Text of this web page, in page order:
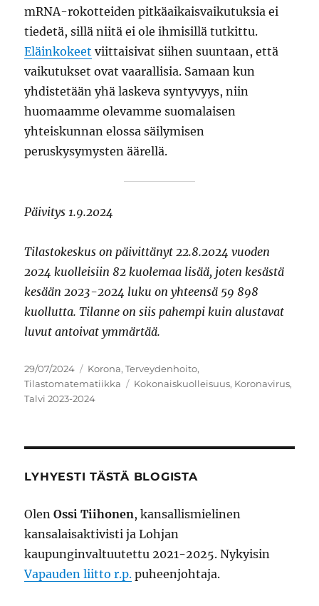
mRNA-rokotteiden pitkäaikaisvaikutuksia ei
tiedetä, sillä niitä ei ole ihmisillä tutkittu.
Eläinkokeet viittaisivat siihen suuntaan, että
vaikutukset ovat vaarallisia. Samaan kun
yhdistetään yhä laskeva syntyvyys, niin
huomaamme olevamme suomalaisen
yhteiskunnan elossa säilymisen
peruskysymysten äärellä.
Päivitys 1.9.2024
Tilastokeskus on päivittänyt 22.8.2024 vuoden
2024 kuolleisiin 82 kuolemaa lisää, joten kesästä
kesään 2023-2024 luku on yhteensä 59 898
kuollutta. Tilanne on siis pahempi kuin alustavat
luvut antoivat ymmärtää.
Julkaistu
29/07/2024 Kategoriat
Korona,Terveydenhoito,
Tilastomatematiikka
Avainsanat
Kokonaiskuolleisuus, Koronavirus,
Talvi 2023-2024
LYHYESTI TÄSTÄ BLOGISTA
OlenOssi Tiihonen, kansallismielinen
kansalaisaktivisti ja Lohjan
kaupunginvaltuutettu 2021-2025. Nykyisin
Vapauden liitto r.p. puheenjohtaja.